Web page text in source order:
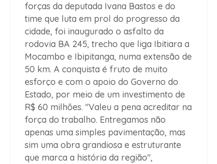
forças da deputada Ivana Bastos e do
time que luta em prol do progresso da
cidade, foi inaugurado o asfalto da
rodovia BA 245, trecho que liga Ibitiara a
Mocambo e Ibipitanga, numa extensão de
50 km. A conquista é fruto de muito
esforço e com o apoio do Governo do
Estado, por meio de um investimento de
R$ 60 milhões. "Valeu a pena acreditar na
força do trabalho. Entregamos não
apenas uma simples pavimentação, mas
sim uma obra grandiosa e estruturante
que marca a história da região",